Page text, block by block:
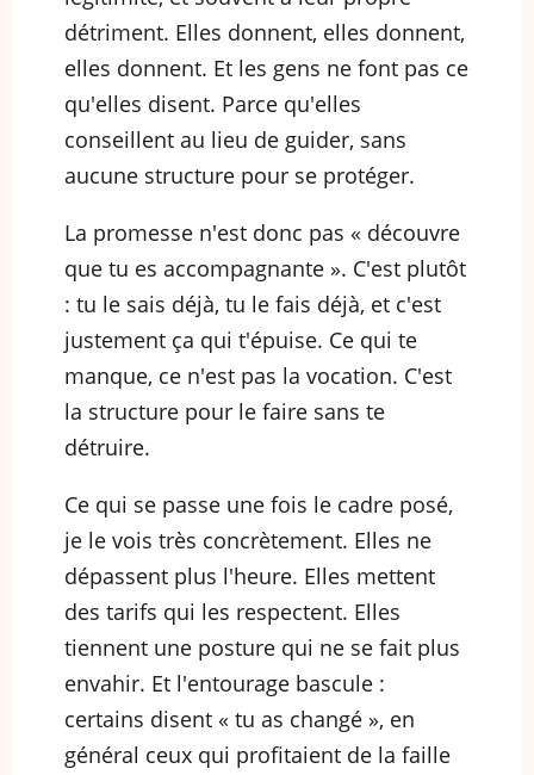
détriment. Elles donnent, elles donnent,
elles donnent. Et les gens ne font pas ce
qu'elles disent. Parce qu'elles
conseillent au lieu de guider, sans
aucune structure pour se protéger.
La promesse n'est donc pas « découvre
que tu es accompagnante ». C'est plutôt
: tu le sais déjà, tu le fais déjà, et c'est
justement ça qui t'épuise. Ce qui te
manque, ce n'est pas la vocation. C'est
la structure pour le faire sans te
détruire.
Ce qui se passe une fois le cadre posé,
je le vois très concrètement. Elles ne
dépassent plus l'heure. Elles mettent
des tarifs qui les respectent. Elles
tiennent une posture qui ne se fait plus
envahir. Et l'entourage bascule :
certains disent « tu as changé », en
général ceux qui profitaient de la faille